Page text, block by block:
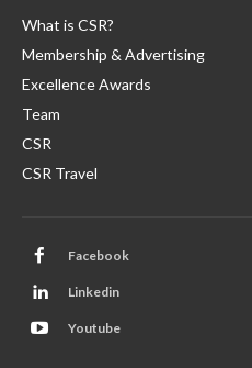
What is CSR?
Membership & Advertising
Excellence Awards
Team
CSR
CSR Travel
Facebook
Linkedin
Youtube